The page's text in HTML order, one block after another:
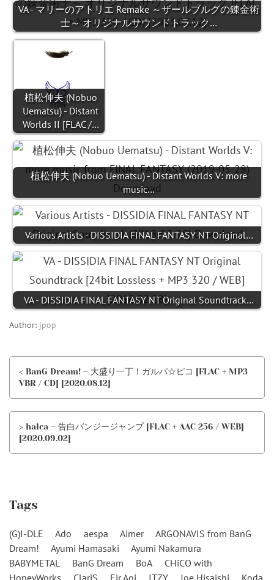
VA - マリーのアトリエ Remake ～ザールブルグの錬金術
士～ オリジナルサウンドトラック…
植松伸夫 (Nobuo
Uematsu) - Distant
Worlds II [FLAC /…
植松伸夫 (Nobuo Uematsu) - Distant Worlds V: more
music…
Various Artists - DISSIDIA FINAL FANTASY NT Original…
VA - DISSIDIA FINAL FANTASY NT Original Soundtrack…
Author: jpop
< BanG Dream! – 大盛り一丁！ガルパ☆ピコ [FLAC + MP3
VBR / CD] [2020.08.12]
> halca – 告白バンジージャンプ [FLAC + AAC 256 / WEB]
[2020.09.02]
Tags
(G)I-DLE Ado aespa Aimer
ARGONAVIS from BanG
Dream!
Ayumi Hamasaki
Ayumi Nakamura
BABYMETAL
BanG Dream BoA
CHiCO with